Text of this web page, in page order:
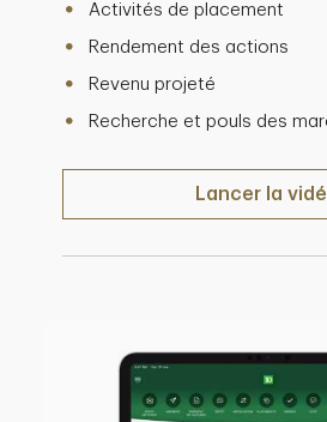
Activités de placement
Rendement des actions
Revenu projeté
Recherche et pouls des
Lancer la
Lancer la